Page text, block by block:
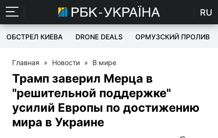
RU
ОБСТРЕЛ КИЕВА DRONE DEALS ОРМУЗСКИЙ ПРОЛИВ
Главная » Новости » В мире
Трамп заверил Мерца в
"решительной поддержке"
усилий Европы по достижению
мира в Украине